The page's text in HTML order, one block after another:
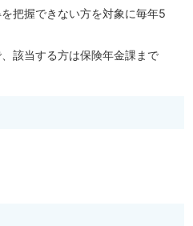
把握できない方を対象に毎年5
該当する方は保険年金課まで